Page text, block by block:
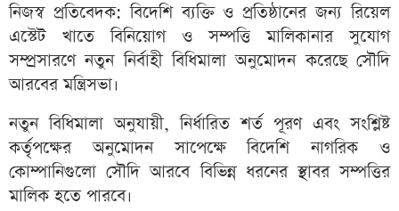
নিজস্ব প্রতিবেদক: বিদেশি ব্যক্তি ও প্রতিষ্ঠানের জন্য রিয়েল
এস্টেট খাতে বিনিয়োগ ও সম্পত্তি মালিকানার সুযোগ
সম্প্রসারণে নতুন নির্বাহী বিধিমালা অনুমোদন করেছে সৌদি
আরবের মন্ত্রিসভা।
নতুন বিধিমালা অনুযায়ী, নির্ধারিত শর্ত পূরণ এবং সংশ্লিষ্ট
কর্তৃপক্ষের অনুমোদন সাপেক্ষে বিদেশি নাগরিক ও
কোম্পানিগুলো সৌদি আরবে বিভিন্ন ধরনের স্থাবর সম্পত্তির
মালিক হতে পারবে।